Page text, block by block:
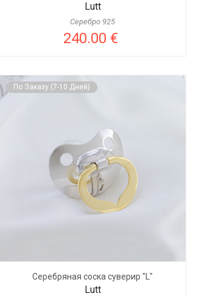
Lutt
Серебро 925
240.00 €
По Заказу (7-10 Дней)
Серебряная соска суверир "L"
Lutt